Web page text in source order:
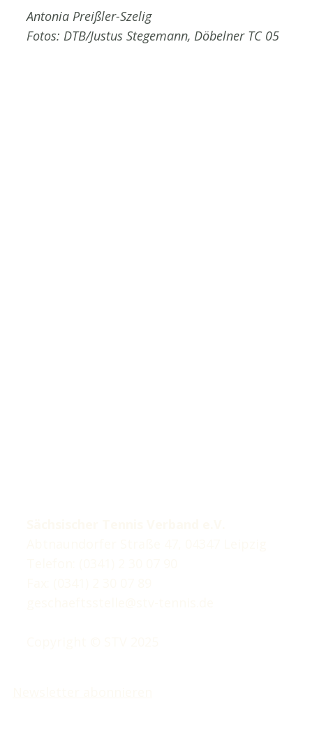
Antonia Preißler-Szelig
Fotos: DTB/Justus Stegemann, Döbelner TC 05